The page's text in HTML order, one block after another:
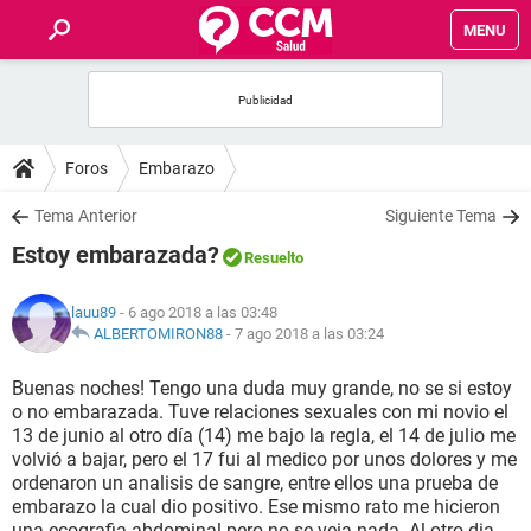
MENU
FOROS
SALUD
FAMILIA
NUTRICIÓN
BIENESTAR
SEXUALIDAD
GLOSARIO
Foros Embarazo
Tema Anterior Siguiente Tema
Estoy embarazada? Resuelto
lauu89 - 6 ago 2018 a las 03:48
ALBERTOMIRON88 - 7 ago 2018 a las 03:24
Buenas noches! Tengo una duda muy grande, no se si estoy
o no embarazada. Tuve relaciones sexuales con mi novio el
13 de junio al otro día (14) me bajo la regla, el 14 de julio me
volvió a bajar, pero el 17 fui al medico por unos dolores y me
ordenaron un analisis de sangre, entre ellos una prueba de
embarazo la cual dio positivo. Ese mismo rato me hicieron